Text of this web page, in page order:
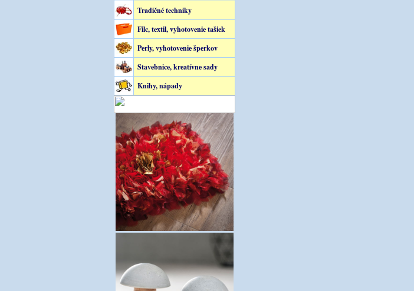
Tradičné techniky
Filc, textil, vyhotovenie tašiek
Perly, vyhotovenie šperkov
Stavebnice, kreatívne sady
Knihy, nápady